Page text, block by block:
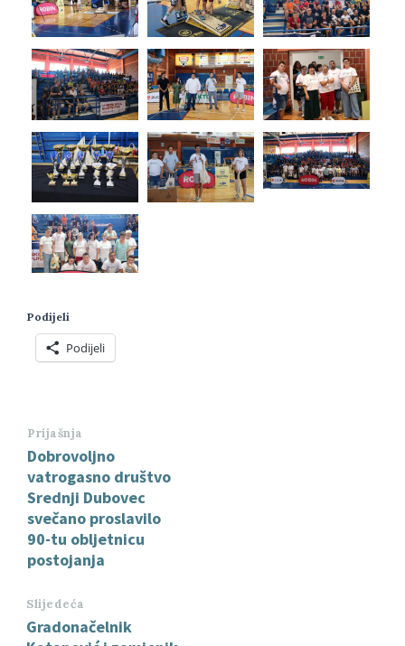
Podijeli
Podijeli
Prijašnja
Dobrovoljno
vatrogasno društvo
Srednji Dubovec
svečano proslavilo
90-tu obljetnicu
postojanja
Slijedeća
Gradonačelnik